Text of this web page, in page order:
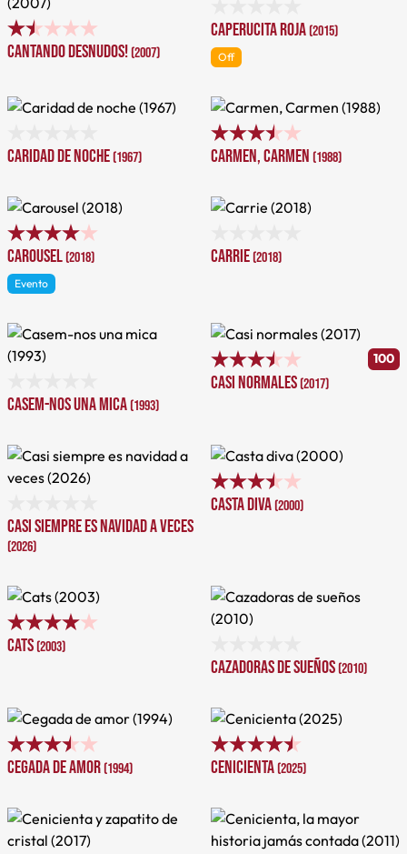
Cantando desnudos!(2007)
Caperucita roja(2015)
Off
Caridad de noche(1967) Carmen, Carmen (1988)
Carousel(2018)
Evento
Carrie(2018)
Casem-nos una mica(1993)
100
Casi normales(2017)
Casi siempre es navidad a veces
(2026)
Casta diva(2000)
Cats(2003)
Cazadoras de sueños(2010)
Cegada de amor(1994) Cenicienta(2025)